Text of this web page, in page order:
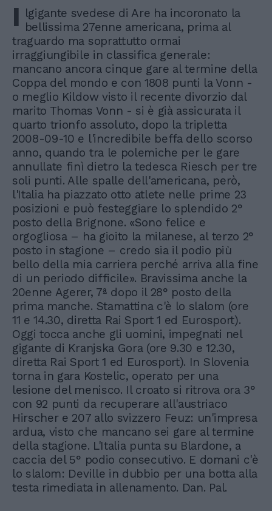
I lgigante svedese di Are ha incoronato la
bellissima 27enne americana, prima al
traguardo ma soprattutto ormai
irraggiungibile in classifica generale:
mancano ancora cinque gare al termine della
Coppa del mondo e con 1808 punti la Vonn -
o meglio Kildow visto il recente divorzio dal
marito Thomas Vonn - si è già assicurata il
quarto trionfo assoluto, dopo la tripletta
2008-09-10 e l'incredibile beffa dello scorso
anno, quando tra le polemiche per le gare
annullate finì dietro la tedesca Riesch per tre
soli punti. Alle spalle dell'americana, però,
l'Italia ha piazzato otto atlete nelle prime 23
posizioni e può festeggiare lo splendido 2°
posto della Brignone. «Sono felice e
orgogliosa – ha gioito la milanese, al terzo 2°
posto in stagione – credo sia il podio più
bello della mia carriera perché arriva alla fine
di un periodo difficile». Bravissima anche la
20enne Agerer, 7ª dopo il 28° posto della
prima manche. Stamattina c'è lo slalom (ore
11 e 14.30, diretta Rai Sport 1 ed Eurosport).
Oggi tocca anche gli uomini, impegnati nel
gigante di Kranjska Gora (ore 9.30 e 12.30,
diretta Rai Sport 1 ed Eurosport). In Slovenia
torna in gara Kostelic, operato per una
lesione del menisco. Il croato si ritrova ora 3°
con 92 punti da recuperare all'austriaco
Hirscher e 207 allo svizzero Feuz: un'impresa
ardua, visto che mancano sei gare al termine
della stagione. L'Italia punta su Blardone, a
caccia del 5° podio consecutivo. E domani c'è
lo slalom: Deville in dubbio per una botta alla
testa rimediata in allenamento. Dan. Pal.